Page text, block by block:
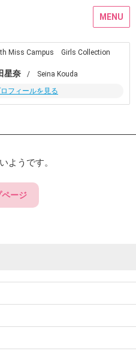
MENU
Miss Campus Girls Collection
星奈
/ Seina Kouda
フィールを見る
ようです。
ページ